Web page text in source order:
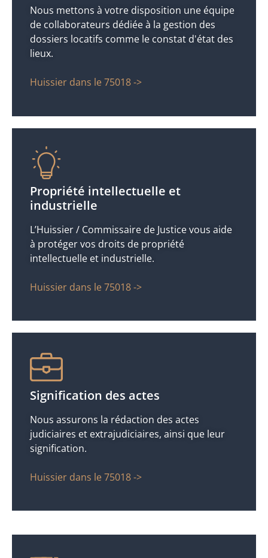
Nous mettons à votre disposition une équipe
de collaborateurs dédiée à la gestion des
dossiers locatifs comme le constat d'état des
lieux.
Huissier dans le 75018 ->
Propriété intellectuelle et
industrielle
L’Huissier / Commissaire de Justice vous aide
à protéger vos droits de propriété
intellectuelle et industrielle.
Huissier dans le 75018 ->
Signification des actes
Nous assurons la rédaction des actes
judiciaires et extrajudiciaires, ainsi que leur
signification.
Huissier dans le 75018 ->